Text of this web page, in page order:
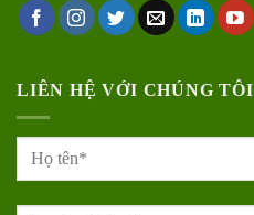
LIÊN HỆ VỚI CHÚNG TÔI